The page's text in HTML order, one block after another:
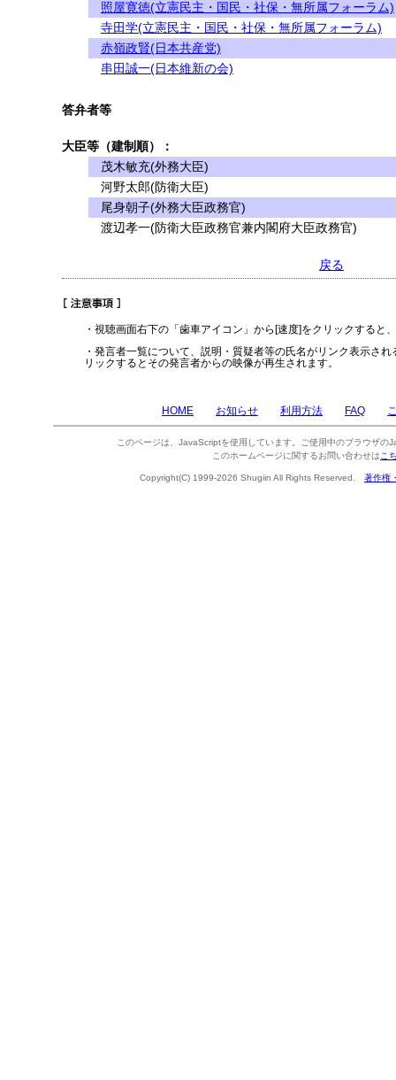
照屋寛徳(立憲民主・国民・社保・無所属フォーラム)
寺田学(立憲民主・国民・社保・無所属フォーラム)
赤嶺政賢(日本共産党)
串田誠一(日本維新の会)
答弁者等
大臣等（建制順）：
茂木敏充(外務大臣)
河野太郎(防衛大臣)
尾身朝子(外務大臣政務官)
渡辺孝一(防衛大臣政務官兼内閣府大臣政務官)
戻る
・視聴画面右下の「歯車アイコン」から[速度]をクリックすると
・発言者一覧について、説明・質疑者等の氏名がリンク表示さ
リックするとその発言者からの映像が再生されます。
HOME お知らせ 利用方法 FAQ
このページは、JavaScriptを使用しています。ご使用中のブラウザの
このホームページに関するお問い合わせは こ
Copyright(C) 1999-2026 Shugiin All Rights Reserved. 著作権